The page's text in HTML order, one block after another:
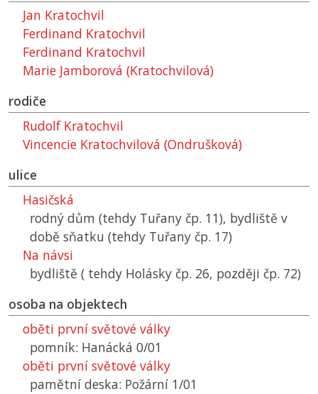
Jan Kratochvil
Ferdinand Kratochvil
Ferdinand Kratochvil
Marie Jamborová (Kratochvilová)
rodiče
Rudolf Kratochvil
Vincencie Kratochvilová (Ondrušková)
ulice
Hasičská
rodný dům (tehdy Tuřany čp. 11), bydliště v
době sňatku (tehdy Tuřany čp. 17)
Na návsi
bydliště ( tehdy Holásky čp. 26, později čp. 72)
osoba na objektech
oběti první světové války
pomník: Hanácká 0/01
oběti první světové války
pamětní deska: Požární 1/01